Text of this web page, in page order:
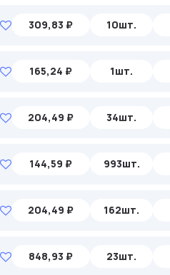
309,83 ₽ 10шт.
165,24 ₽ 1шт.
204,49 ₽ 34шт.
144,59 ₽ 993шт.
204,49 ₽ 162шт.
848,93 ₽ 23шт.